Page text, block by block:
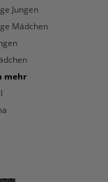
Jungen
Mädchen
mehr